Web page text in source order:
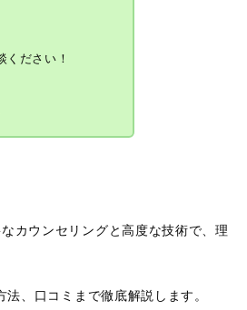
ださい！
カウンセリングと高度な技術で、理
、口コミまで徹底解説します。